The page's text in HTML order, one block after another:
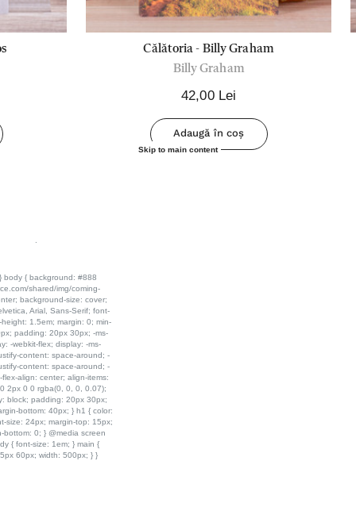
Skip to main content
Călătoria - Billy Graham
Billy Graham
42,00 Lei
Adaugă în coș
.